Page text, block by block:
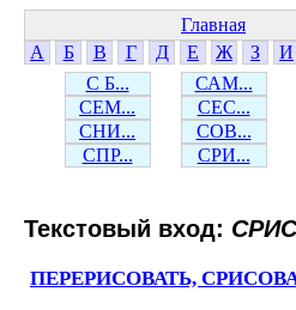
Главная
А
Б В Г Д Е Ж З И
С Б...
САМ...
СЕМ...
СЕС...
СНИ...
СОВ...
СПР...
СРИ...
Текстовый вход:
ПЕРЕРИСОВАТЬ,